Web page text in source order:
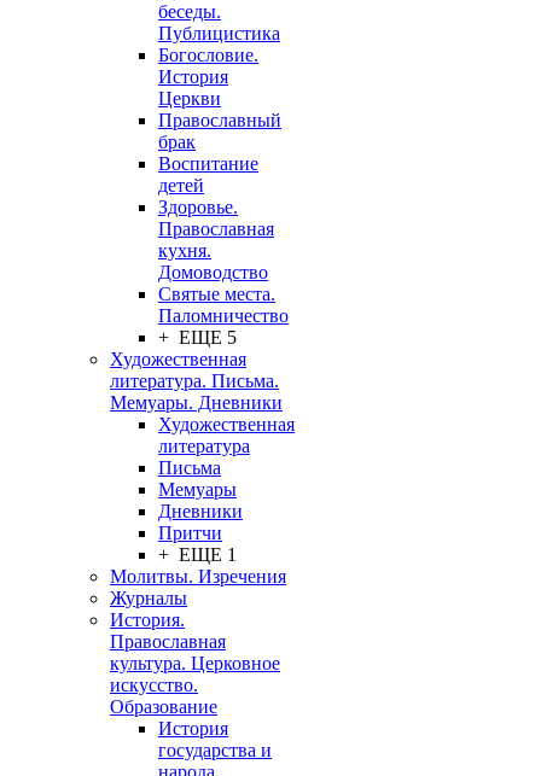
беседы.
Публицистика
Богословие.
История
Церкви
Православный
брак
Воспитание
детей
Здоровье.
Православная
кухня.
Домоводство
Святые места.
Паломничество
+ ЕЩЕ 5
Художественная
литература. Письма.
Мемуары. Дневники
Художественная
литература
Письма
Мемуары
Дневники
Притчи
+ ЕЩЕ 1
Молитвы. Изречения
Журналы
История.
Православная
культура. Церковное
искусство.
Образование
История
государства и
народа